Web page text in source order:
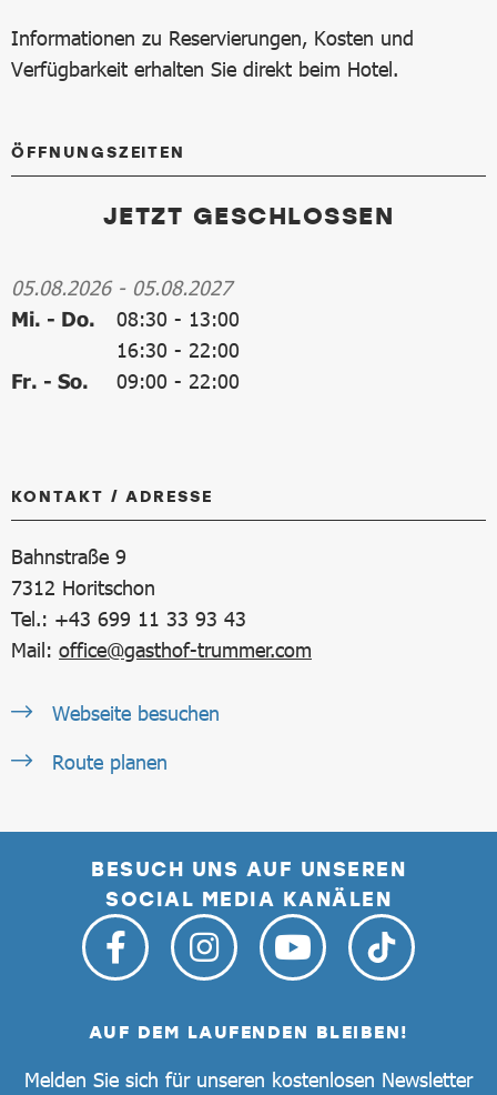
Informationen zu Reservierungen, Kosten und
Verfügbarkeit erhalten Sie direkt beim Hotel.
ÖFFNUNGSZEITEN
JETZT GESCHLOSSEN
05.08.2026- 05.08.2027
Mi. - Do.
08:30 - 13:00
16:30 - 22:00
Fr. - So.
09:00 - 22:00
KONTAKT / ADRESSE
Bahnstraße 9
7312 Horitschon
Tel.: +43 699 11 33 93 43
Mail: office@gasthof-trummer.com
Webseite besuchen
Route planen
BESUCH UNS AUF UNSEREN
SOCIAL MEDIA KANÄLEN
AUF DEM LAUFENDEN BLEIBEN!
Melden Sie sich für unseren kostenlosen Newsletter